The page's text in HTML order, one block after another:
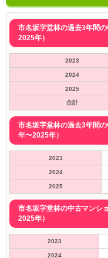
市名坂字堂林の過去3年間
2025年）
2023
2024
2025
合計
市名坂字堂林の過去3年間
年〜2025年）
2023
2024
2025
市名坂字堂林の中古マンシ
2025年）
2023
2024